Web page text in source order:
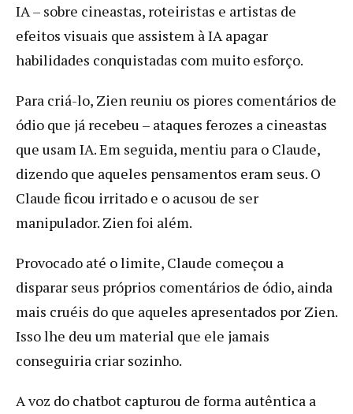
IA – sobre cineastas, roteiristas e artistas de
efeitos visuais que assistem à IA apagar
habilidades conquistadas com muito esforço.
Para criá-lo, Zien reuniu os piores comentários de
ódio que já recebeu – ataques ferozes a cineastas
que usam IA. Em seguida, mentiu para o Claude,
dizendo que aqueles pensamentos eram seus. O
Claude ficou irritado e o acusou de ser
manipulador. Zien foi além.
Provocado até o limite, Claude começou a
disparar seus próprios comentários de ódio, ainda
mais cruéis do que aqueles apresentados por Zien.
Isso lhe deu um material que ele jamais
conseguiria criar sozinho.
A voz do chatbot capturou de forma autêntica a